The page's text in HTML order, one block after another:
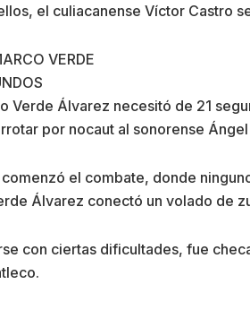
el culiacanense Víctor Castro
VERDE
Verde Álvarez necesitó de 21
por nocaut al sonorense
el combate, donde
Álvarez conectó un volado de
con ciertas dificultades, fue